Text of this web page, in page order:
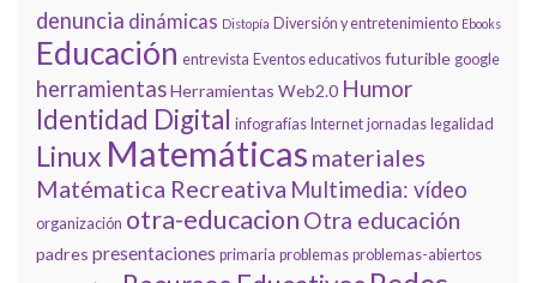
denuncia dinámicas Distopía Diversión y entretenimiento Ebooks
Educación entrevista Eventos educativos futurible google
herramientasHerramientas Web2.0 Humor
Identidad Digital infografías Internet jornadas legalidad
Linux Matemáticas materiales
Matématica Recreativa Multimedia: vídeo
organización otra-educacion Otra educación
padres presentaciones primaria problemas problemas-abiertos